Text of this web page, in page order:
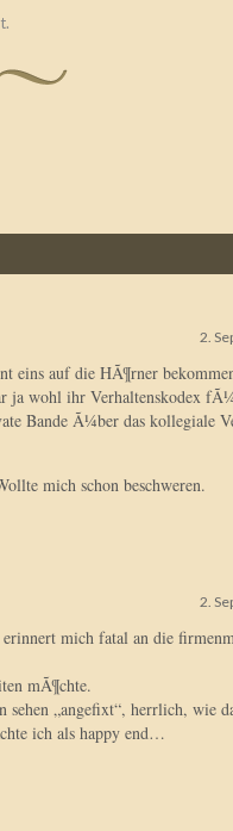
2.
eins auf die HÃ¶rner
ja wohl ihr Verhaltenskodex
Bande Ã¼ber das kollegiale
mich schon beschweren.
2.
mich fatal an die
mÃ¶chte.
sehen „angefixt“, herrlich, wie
ich als happy end…